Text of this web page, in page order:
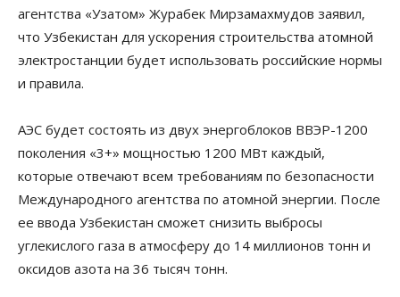
агентства «Узатом» Журабек Мирзамахмудов заявил,
что Узбекистан для ускорения строительства атомной
электростанции будет использовать российские нормы
и правила.
АЭС будет состоять из двух энергоблоков ВВЭР-1200
поколения «3+» мощностью 1200 МВт каждый,
которые отвечают всем требованиям по безопасности
Международного агентства по атомной энергии. После
ее ввода Узбекистан сможет снизить выбросы
углекислого газа в атмосферу до 14 миллионов тонн и
оксидов азота на 36 тысяч тонн.